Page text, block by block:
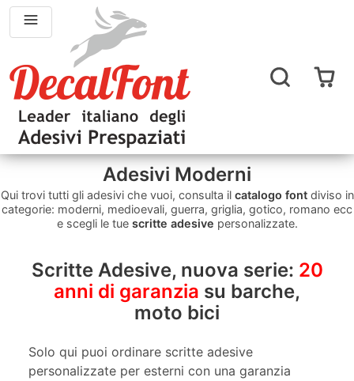
Adesivi Moderni
Qui trovi tutti gli adesivi che vuoi, consulta il catalogo fontdiviso in
categorie: moderni, medioevali, guerra, griglia, gotico, romano ecc
e scegli le tue scritte adesive personalizzate.
Scritte Adesive, nuova serie: 20
anni di garanzia su barche,
moto bici
Solo qui puoi ordinare scritte adesive
personalizzate per esterni con una garanzia